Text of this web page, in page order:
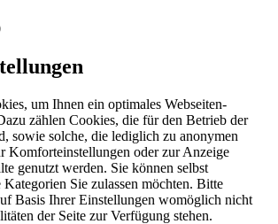
um Ihnen ein optimales Webseiten-
zählen Cookies, die für den Betrieb der
sowie solche, die lediglich zu anonymen
Komforteinstellungen oder zur Anzeige
genutzt werden. Sie können selbst
Kategorien Sie zulassen möchten. Bitte
Basis Ihrer Einstellungen womöglich nicht
der Seite zur Verfügung stehen.